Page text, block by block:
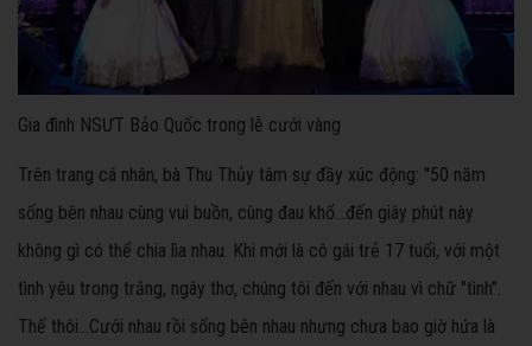
Gia đình NSƯT Bảo Quốc trong lễ cưới vàng
Trên trang cá nhân, bà Thu Thủy tâm sự đầy xúc động: "50 năm
sống bên nhau cùng vui buồn, cùng đau khổ…đến giây phút này
không gì có thể chia lìa nhau. Khi mới là cô gái trẻ 17 tuổi, với một
tình yêu trong trắng, ngây thơ, chúng tôi đến với nhau vì chữ "tình".
Thế thôi…Cưới nhau rồi sống bên nhau nhưng chưa bao giờ hứa là